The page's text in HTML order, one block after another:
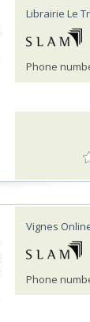
Librairie Le
Phone
Vignes
Phone